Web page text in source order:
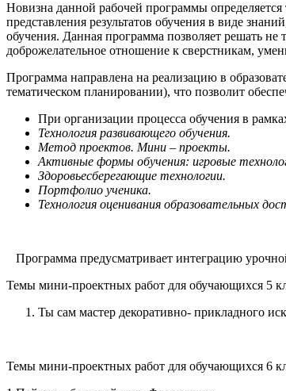
Новизна данной рабочей программы
представления результатов обучения в виде
обучения. Данная программа позволяет решать не
доброжелательное отношение к сверстникам,
Программа направлена на реализацию в
тематическом планировании), что позволит
При организации процесса обучения в
Технология развивающего обучения.
Метод проектов. Мини – проекты.
Активные формы обучения: игровые
Здоровьесберегающие технологии.
Портфолио ученика.
Технология оценивания образовательных
Программа предусматривает интеграцию
Темы мини-проектных работ для обучающихся 5
Ты сам мастер декоративно- прикладного
Темы мини-проектных работ для обучающихся 6